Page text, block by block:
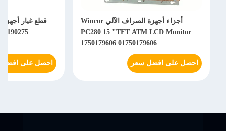
أجزاء أجهزة الصراف الآلي Wincor
PC280 15 "TFT ATM LCD Monitor
1750179606 01750179606
احصل على افضل سعر احصل على